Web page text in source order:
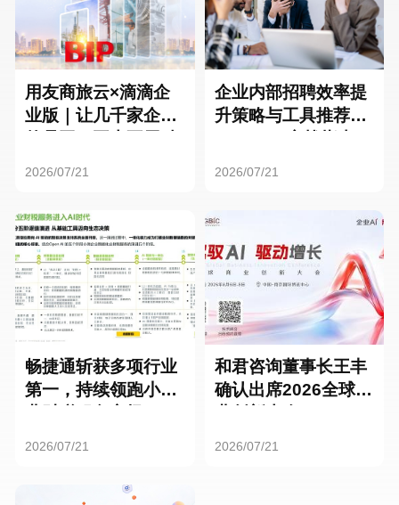
用友商旅云×滴滴企
业版｜让几千家企业
2026/07/21
企业内部招聘效率提
升策略与工具推荐：
2026/07/21
畅捷通斩获多项行业
第一，持续领跑小微
2026/07/21
和君咨询董事长王丰
确认出席2026全球商
2026/07/21